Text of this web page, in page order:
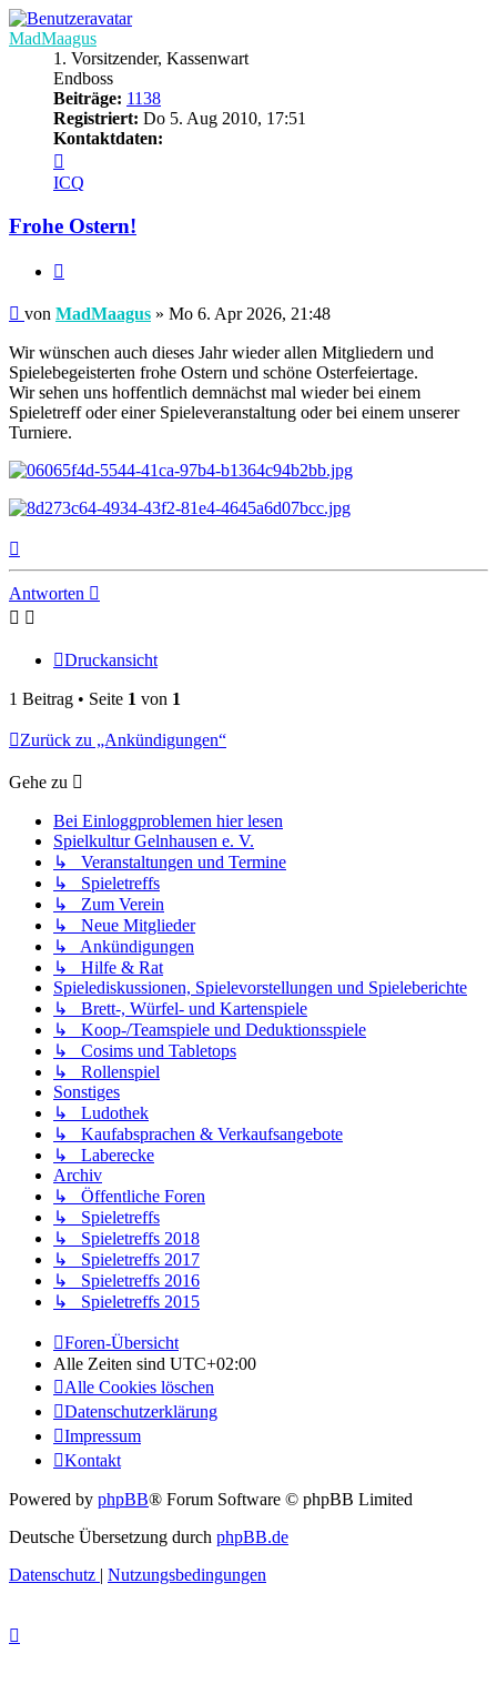
MadMaagus
1. Vorsitzender, Kassenwart
Endboss
Beiträge: 1138
Registriert: Do 5. Aug 2010, 17:51
Kontaktdaten:
von
MadMaagus
ICQ
Frohe Ostern!
Beitrag
von MadMaagus » Mo 6. Apr 2026, 21:48
Wir wünschen auch dieses Jahr wieder allen Mitgliedern und
Spielebegeisterten frohe Ostern und schöne Osterfeiertage.
Wir sehen uns hoffentlich demnächst mal wieder bei einem
Spieletreff oder einer Spieleveranstaltung oder bei einem unserer
Turniere.
Antworten
Druckansicht
1 Beitrag • Seite 1 von 1
Zurück zu „Ankündigungen“
Gehe zu
Bei Einloggproblemen hier lesen
Spielkultur Gelnhausen e. V.
↳ Veranstaltungen und Termine
↳ Spieletreffs
↳ Zum Verein
↳ Neue Mitglieder
↳ Ankündigungen
↳ Hilfe & Rat
Spielediskussionen, Spielevorstellungen und Spieleberichte
↳ Brett-, Würfel- und Kartenspiele
↳ Koop-/Teamspiele und Deduktionsspiele
↳ Cosims und Tabletops
↳ Rollenspiel
Sonstiges
↳ Ludothek
↳ Kaufabsprachen & Verkaufsangebote
↳ Laberecke
Archiv
↳ Öffentliche Foren
↳ Spieletreffs
↳ Spieletreffs 2018
↳ Spieletreffs 2017
↳ Spieletreffs 2016
↳ Spieletreffs 2015
Foren-Übersicht
Alle Zeiten sind UTC+02:00
Alle Cookies löschen
Datenschutzerklärung
Impressum
Kontakt
Powered by phpBB® Forum Software © phpBB Limited
Deutsche Übersetzung durch phpBB.de
Datenschutz | Nutzungsbedingungen